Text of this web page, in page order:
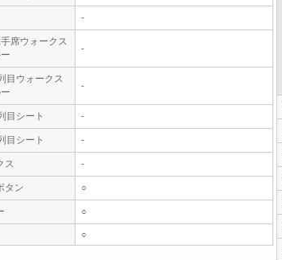
-
席ウォークス
-
目ウォークス
-
目シート -
目シート -
ス -
タン ○
○
○